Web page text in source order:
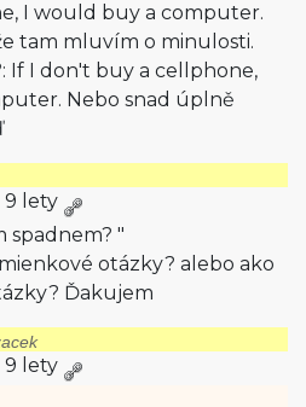
I would buy a computer.
tam mluvím o minulosti.
If I don't buy a cellphone,
Nebo snad úplně
9 lety
spadnem? "
otázky? alebo ako
Ďakujem
9 lety